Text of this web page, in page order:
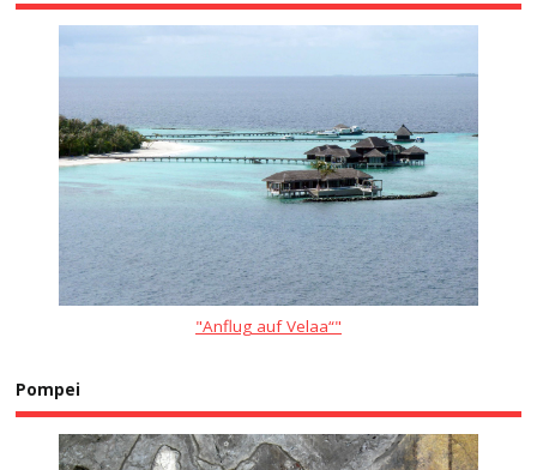
"Anflug auf Velaa“"
Pompei